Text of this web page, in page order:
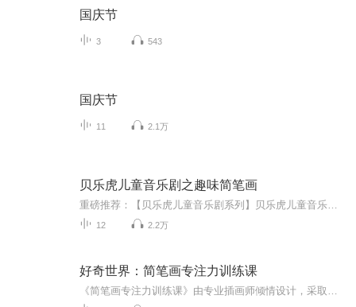
国庆节
3 543
国庆节
11 2.1万
贝乐虎儿童音乐剧之趣味简笔画
12 2.2万
好奇世界：简笔画专注力训练课